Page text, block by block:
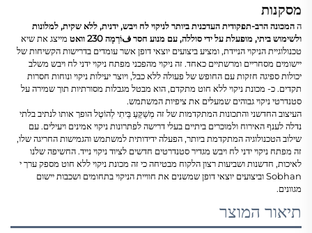
מסקנות
ההמכונה הרב-תפקודית העדכנית ביותר לניקוי לח ויבש, ידנית, ללא שקית, למלונות
ולשימוש ביתי, מופעלת על ידי סוללה, עם מנוע חסר فּוֹרְמָה 230 וואט
מייצג את שיא
טכנולוגיית הניקוי הניידת, ומציע ביצועים יוצאי דופן אשר עומדים בדרישות הקשיחות של
יישומים מסחריים ומרשתיים כאחד. זה ניקוי מהפכני מפתח ניקוי ידני לח ויבש משלב
יכולות ספיגה חזקות עם החופש של פעולה ללא כבל, ויוצר יעילות ניקוי ונוחות חסרות
תקדים. כ- מכונת ניקוי ללא חוט מתקדם, הוא מבטל מגבלות מסורתיות תוך שמירה על
סטנדרטי ניקוי גבוהים שמעלים את ציפיות המשתמש.
העיצוב החדשני והתכונות המתקדמות של זה מְשַׁקֵּעַ בֵּיתִי לְהוֹטֶלהופך אותו לנתיב בלתי
נדלה לענף האירוח ולמוכרים ביתיים בעלי דרישה לפתרונות ניקוי אמינים ויעילים. עם
שילוב הטכנולוגיה המתקדמת ביותר, הפעלה ידידותית למשתמש והגמישות החריגה שלו,
זה מפתח ניקוי ידני לח ויבש מגדיר סטנדרטים חדשים לציוד ניקוי נייד. החשיפה שלנו
לאיכות, חדשנות ושביעות רצון הלקוח מבטיחה כי זה מכונת ניקוי ללא חוט מספק ערך י
Sobhan וביצועים יוצאי דופן שמשנים את חוויית הניקוי בתחומים ושכבות יישום
מגוונים.
תיאור המוצר